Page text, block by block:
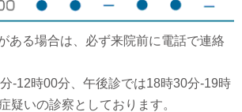
ある場合は、必ず来院前に電話で連絡
-12時00分、午後診では18時30分-19時
疑いの診察としております。